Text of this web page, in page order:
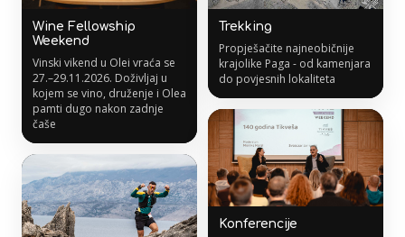
Wine Fellowship
Weekend
Vinski vikend u Olei vraća se
27.–29.11.2026. Doživljaj u
kojem se vino, druženje i Olea
pamti dugo nakon zadnje
čaše
Trekking
Propješačite najneobičnije
krajolike Paga - od kamenjara
do povjesnih lokaliteta
Konferencije